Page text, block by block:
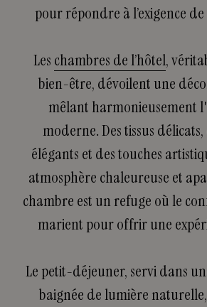
pour répondre à l’exigence
Les chambres de l’hôtel,
bien-être, dévoilent une
mêlant harmonieusement
moderne. Des tissus
élégants et des touches
atmosphère chaleureuse et
chambre est un refuge où le
marient pour offrir une
Le petit-déjeuner, servi dans
baignée de lumière